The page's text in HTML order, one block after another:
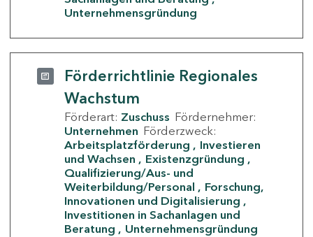
Unternehmensgründung
Förderrichtlinie Regionales
Wachstum
Förderart: Zuschuss Fördernehmer:
Unternehmen Förderzweck:
Arbeitsplatzförderung
Investieren
und Wachsen
Existenzgründung
Qualifizierung/Aus- und
Weiterbildung/Personal
Forschung,
Innovationen und Digitalisierung
Investitionen in Sachanlagen und
Beratung
Unternehmensgründung